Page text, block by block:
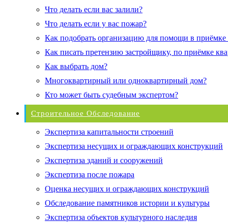
Что делать если вас залили?
Что делать если у вас пожар?
Как подобрать организацию для помощи в приёмке
Как писать претензию застройщику, по приёмке
Как выбрать дом?
Многоквартирный или одноквартирный дом?
Кто может быть судебным экспертом?
Строительное Обследование
Экспертиза капитальности строений
Экспертиза несущих и ограждающих конструкций
Экспертиза зданий и сооружений
Экспертиза после пожара
Оценка несущих и ограждающих конструкций
Обследование памятников истории и культуры
Экспертиза объектов культурного наследия